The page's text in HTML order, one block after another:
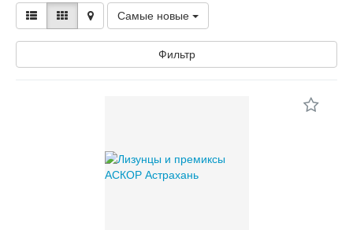
Самые новые
Фильтр